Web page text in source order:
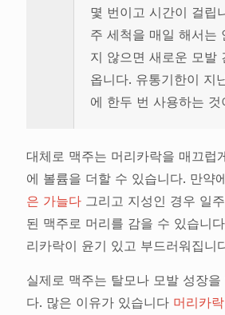
몇 번이고 시간이 걸립
주 세척을 매일 해서는
지 않으면 새로운 모발
옵니다. 유통기한이 지
에 한두 번 사용하는 것
대체로 맥주는 머리카락을 매끄럽
에 볼륨을 더할 수 있습니다. 만약
은 가늘다 그리고 지성인 경우 일
된 맥주로 머리를 감을 수 있습니
리카락이 윤기 있고 부드러워집니
실제로 맥주는 탈모나 모발 성장
다. 많은 이유가 있습니다 머리카